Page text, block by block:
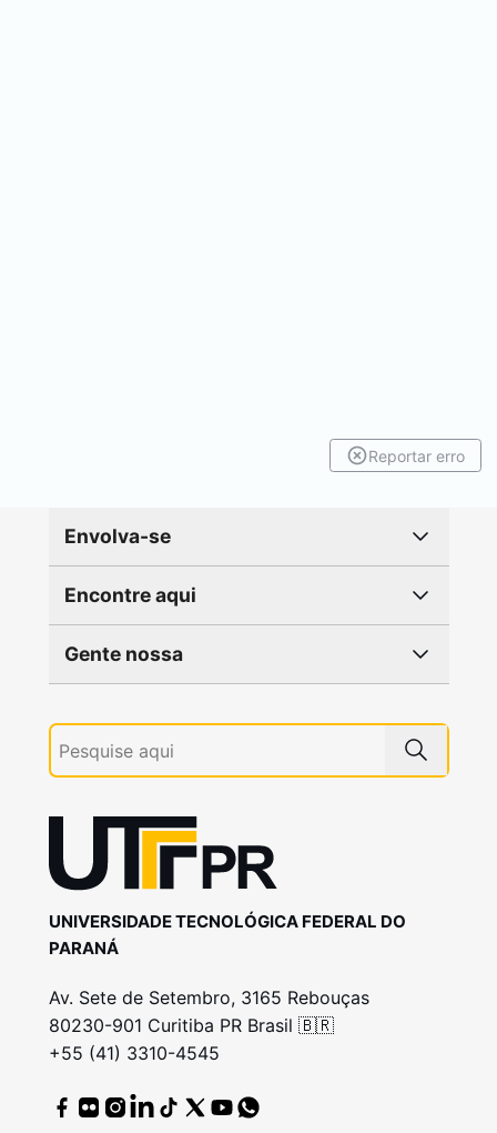
Reportar erro
Envolva-se
Encontre aqui
Gente nossa
UNIVERSIDADE TECNOLÓGICA FEDERAL DO
PARANÁ
Av. Sete de Setembro, 3165 Rebouças
80230-901 Curitiba PR Brasil 🇧🇷
+55 (41) 3310-4545